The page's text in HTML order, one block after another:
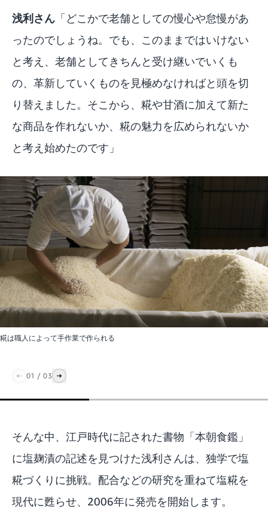
浅利さん 「どこかで老舗としての慢心や怠慢があ
ったのでしょうね。でも、このままではいけない
と考え、老舗としてきちんと受け継いでいくも
の、革新していくものを見極めなければと頭を切
り替えました。そこから、糀や甘酒に加えて新た
な商品を作れないか、糀の魅力を広められないか
と考え始めたのです」
糀は職人によって手作業で作られる
01 / 03
そんな中、江戸時代に記された書物「本朝食鑑」
に塩麹漬の記述を見つけた浅利さんは、独学で塩
糀づくりに挑戦。配合などの研究を重ねて塩糀を
現代に甦らせ、2006年に発売を開始します。